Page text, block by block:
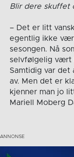
Blir dere skuffet
– Det er litt
egentlig ikke
sesongen. Nå
selvfølgelig vært
Samtidig var det
av. Men det er
kjenner man jo
Mariell Moberg